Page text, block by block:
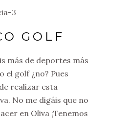
GOLF
más de deportes más
el golf ¿no? Pues
realizar esta
No me digáis que no
en Oliva ¡Tenemos